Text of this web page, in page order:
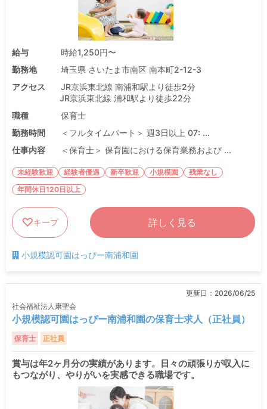
給与
時給1,250円〜
勤務地
埼玉県 さいたま市南区 南本町2-12-3
アクセス
JR京浜東北線 南浦和駅より徒歩2分
JR京浜東北線 浦和駅より徒歩22分
職種
保育士
勤務時間
＜フルタイムパート＞ 週3日以上 07: ...
仕事内容
＜保育士＞ 保育園における保育業務および ...
未経験歓迎 経験者優遇 新卒歓迎 小規模園
残業なし
年間休日120日以上
キープ 詳しく見る
小規模認可園はっぴー南浦和園
更新日： 2026/06/25
社会福祉法人康聖会
小規模認可園はっぴー南浦和園の保育士求人（正社員）
保育士 正社員
賞与は年2ヶ月分の実績があります。日々の頑張りが収入に
もつながり、やりがいを実感できる職場です。